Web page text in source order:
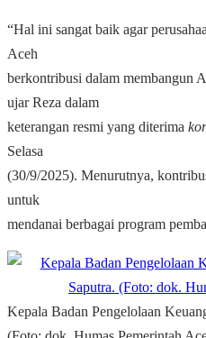
“Hal ini sangat baik agar
Aceh
berkontribusi dalam membangun
ujar Reza dalam
keterangan resmi yang diterima
Selasa
(30/9/2025). Menurutnya,
untuk
mendanai berbagai program
Kepala Badan Pengelolaan